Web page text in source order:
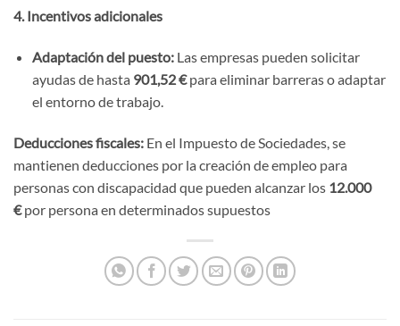
4. Incentivos adicionales
Adaptación del puesto:Las empresas pueden solicitar
ayudas de hasta 901,52 €para eliminar barreras o adaptar
el entorno de trabajo.
Deducciones fiscales: En el Impuesto de Sociedades, se
mantienen deducciones por la creación de empleo para
personas con discapacidad que pueden alcanzar los 12.000
€por persona en determinados supuestos